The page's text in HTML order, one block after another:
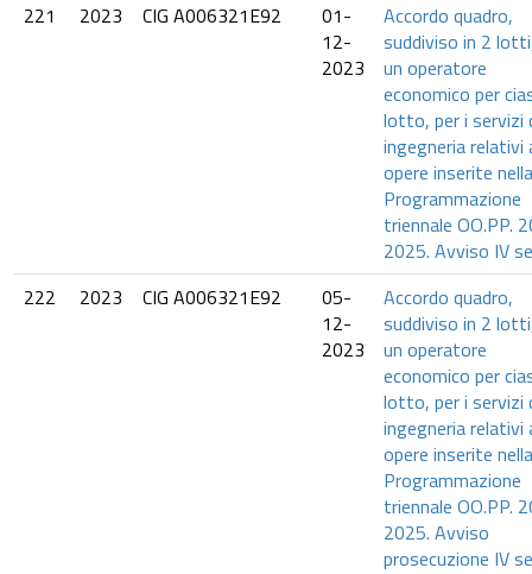
221
2023 CIG A006321E92
01-
12-
2023
Accordo quadro,
suddiviso in 2
un operatore
economico per
lotto, per i servizi
ingegneria relativi
opere inserite nella
Programmazione
triennale OO.PP.
2025. Avviso IV
222
2023 CIG A006321E92
05-
12-
2023
Accordo quadro,
suddiviso in 2
un operatore
economico per
lotto, per i servizi
ingegneria relativi
opere inserite nella
Programmazione
triennale OO.PP.
2025. Avviso
prosecuzione IV